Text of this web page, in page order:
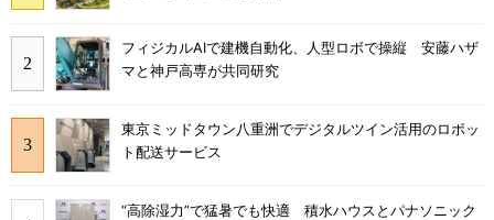
フィジカルAIで建機自動化、人型ロボで操縦 安藤ハザ
マと神戸高専が共同研究
東京ミッドタウン八重洲でデジタルツイン活用のロボッ
ト配送サービス
“高除湿力”で猛暑でも快適 積水ハウスとパナソニック